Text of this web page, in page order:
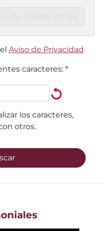
Aviso de Privacidad
caracteres:*
los caracteres,
otros.